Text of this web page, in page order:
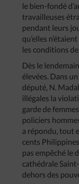
le bien-fondé
travailleuses
pendant leurs
qu’elles
les conditions
Dès le
élevées. Dans
député, N.
illégales la
garde de
policiers
a répondu, tout
cents
pas empêché le
cathédrale
dehors des